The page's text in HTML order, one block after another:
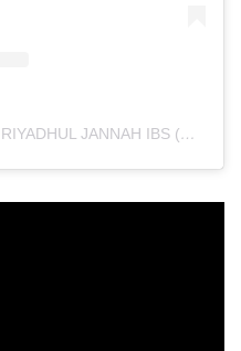
Sebuah kiriman dibagikan oleh RIYADHUL JANNAH IBS (@riyadhuljannahibs)